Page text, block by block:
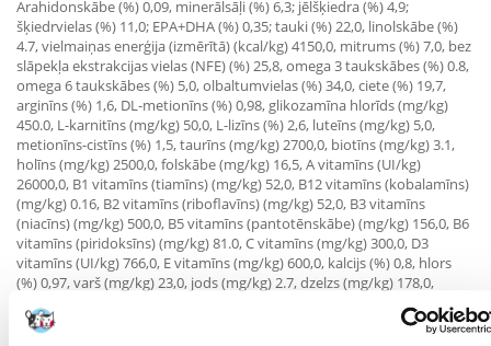
Arahidonskābe (%) 0,09, minerālsāļi (%) 6,3; jēlšķiedra (%) 4,9;
šķiedrvielas (%) 11,0; EPA+DHA (%) 0,35; tauki (%) 22,0, linolskābe (%)
4.7, vielmaiņas enerģija (izmērītā) (kcal/kg) 4150,0, mitrums (%) 7,0, bez
slāpekļa ekstrakcijas vielas (NFE) (%) 25,8, omega 3 taukskābes (%) 0.8,
omega 6 taukskābes (%) 5,0, olbaltumvielas (%) 34,0, ciete (%) 19,7,
arginīns (%) 1,6, DL-metionīns (%) 0,98, glikozamīna hlorīds (mg/kg)
450.0, L-karnitīns (mg/kg) 50,0, L-lizīns (%) 2,6, luteīns (mg/kg) 5,0,
metionīns-cistīns (%) 1,5, taurīns (mg/kg) 2700,0, biotīns (mg/kg) 3.1,
holīns (mg/kg) 2500,0, folskābe (mg/kg) 16,5, A vitamīns (UI/kg)
26000,0, B1 vitamīns (tiamīns) (mg/kg) 52,0, B12 vitamīns (kobalamīns)
(mg/kg) 0.16, B2 vitamīns (riboflavīns) (mg/kg) 52,0, B3 vitamīns
(niacīns) (mg/kg) 500,0, B5 vitamīns (pantotēnskābe) (mg/kg) 156,0, B6
vitamīns (piridoksīns) (mg/kg) 81.0, C vitamīns (mg/kg) 300,0, D3
vitamīns (UI/kg) 766,0, E vitamīns (mg/kg) 600,0, kalcijs (%) 0,8, hlors
(%) 0,97, varš (mg/kg) 23,0, jods (mg/kg) 2.7, dzelzs (mg/kg) 178,0,
magnijs (%) 0,05, mangāns (mg/kg) 73,0, kālijs (%) 0,71, selēns (mg/kg)
0,17, nātrijs (%) 0,34, cinks (mg/kg) 232,0